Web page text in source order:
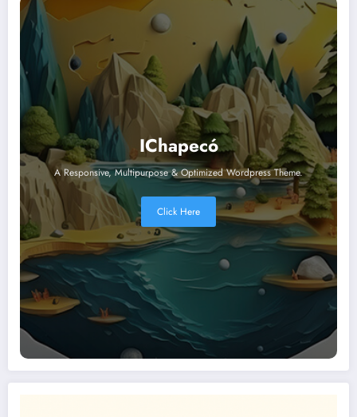
IChapecó
A Responsive, Multipurpose & Optimized Wordpress Theme.
Click Here